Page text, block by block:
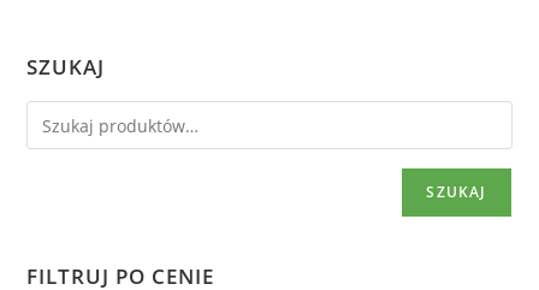
SZUKAJ
SZUKAJ
FILTRUJ PO CENIE